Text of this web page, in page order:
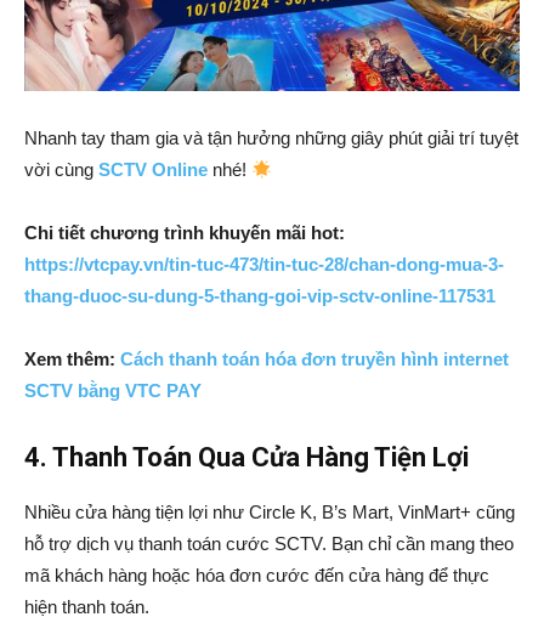
Nhanh tay tham gia và tận hưởng những giây phút giải trí tuyệt
vời cùng SCTV Online nhé!
Chi tiết chương trình khuyến mãi hot:
https://vtcpay.vn/tin-tuc-473/tin-tuc-28/chan-dong-mua-3-
thang-duoc-su-dung-5-thang-goi-vip-sctv-online-117531
Xem thêm: Cách thanh toán hóa đơn truyền hình internet
SCTV bằng VTC PAY
4. Thanh Toán Qua Cửa Hàng Tiện Lợi
Nhiều cửa hàng tiện lợi như Circle K, B’s Mart, VinMart+ cũng
hỗ trợ dịch vụ thanh toán cước SCTV. Bạn chỉ cần mang theo
mã khách hàng hoặc hóa đơn cước đến cửa hàng để thực
hiện thanh toán.